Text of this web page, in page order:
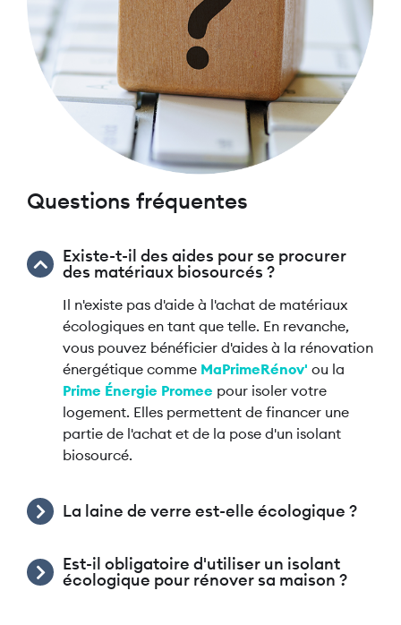
Questions fréquentes
Existe-t-il des aides pour se procurer
des matériaux biosourcés ?
Il n'existe pas d'aide à l'achat de matériaux
écologiques en tant que telle. En revanche,
vous pouvez bénéficier d'aides à la rénovation
énergétique comme MaPrimeRénov' ou la
Prime Énergie Promee pour isoler votre
logement. Elles permettent de financer une
partie de l'achat et de la pose d'un isolant
biosourcé.
La laine de verre est-elle écologique ?
Est-il obligatoire d'utiliser un isolant
écologique pour rénover sa maison ?